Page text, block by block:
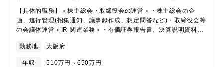
など、同社製造しているすべての製品に携わることが出来ます。
社会的な意義も大きく、需要のなくなることのない製品に携わる
ことで大きなやりがいを感じることができます。【新規事業につ
いて】自動車業界のEV化に伴い、同社でも新規事業を立案してい
会社の中核を担っていただきたいと考えております。【組織構
【具体的職務】＜株主総会・取締役会の運営＞・株主総会の企
画、進行管理(招集通知、議事録作成、想定問答など)・取締役会等
の会議体運営＜IR 関連業務＞・有価証券報告書、決算説明資料等
レート・ガバナンス対応＞・コーポレート、ガバナンス・コード
対応・各種開示対応・内部統制、リスク管理の推進サポート＜契
勤務地 大阪府
年収 510万円～650万円